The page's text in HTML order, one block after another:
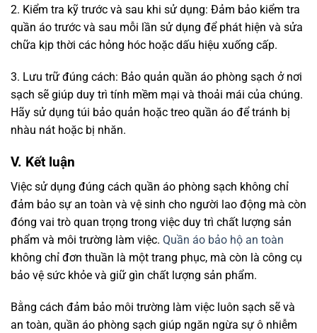
2. Kiểm tra kỹ trước và sau khi sử dụng: Đảm bảo kiểm tra
quần áo trước và sau mỗi lần sử dụng để phát hiện và sửa
chữa kịp thời các hỏng hóc hoặc dấu hiệu xuống cấp.
3. Lưu trữ đúng cách: Bảo quản quần áo phòng sạch ở nơi
sạch sẽ giúp duy trì tính mềm mại và thoải mái của chúng.
Hãy sử dụng túi bảo quản hoặc treo quần áo để tránh bị
nhàu nát hoặc bị nhăn.
V. Kết luận
Việc sử dụng đúng cách quần áo phòng sạch không chỉ
đảm bảo sự an toàn và vệ sinh cho người lao động mà còn
đóng vai trò quan trọng trong việc duy trì chất lượng sản
phẩm và môi trường làm việc. Quần áo bảo hộ an toàn
không chỉ đơn thuần là một trang phục, mà còn là công cụ
bảo vệ sức khỏe và giữ gìn chất lượng sản phẩm.
Bằng cách đảm bảo môi trường làm việc luôn sạch sẽ và
an toàn, quần áo phòng sạch giúp ngăn ngừa sự ô nhiễm